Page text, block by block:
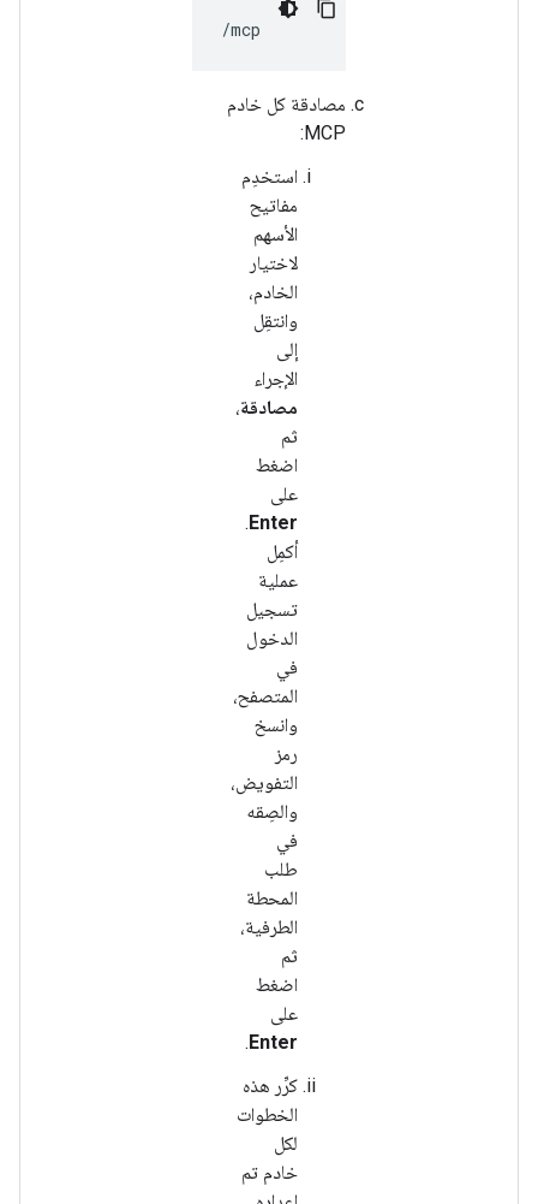
مصادقة كل خادم
MCP:
استخدِم
مفاتيح
الأسهم
لاختيار
الخادم،
وانتقِل
إلى
الإجراء
مصادقة،
ثم
اضغط
على
Enter
.
أكمِل
عملية
تسجيل
الدخول
في
المتصفح،
وانسخ
رمز
التفويض،
والصِقه
في
طلب
المحطة
الطرفية،
ثم
اضغط
على
Enter
.
كرِّر هذه
الخطوات
لكل
خادم تم